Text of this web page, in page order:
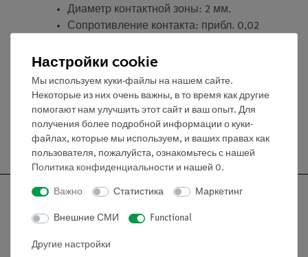
Диаметр контактной зоны: 2 мм.
Сопротивление контакта: прибл. 0,02
Макс. ток: 2 A, временно 5 A.
Напряжение: макс. 25 V
Настройки cookie
Мы используем куки-файлы на нашем сайте.
Некоторые из них очень важны, в то время как другие
помогают нам улучшить этот сайт и ваш опыт. Для
получения более подробной информации о куки-
файлах, которые мы используем, и ваших правах как
пользователя, пожалуйста, ознакомьтесь с нашей
Политика конфиденциальности и нашей 0.
Важно Статистика Маркетинг
Внешние СМИ Functional
Другие настройки